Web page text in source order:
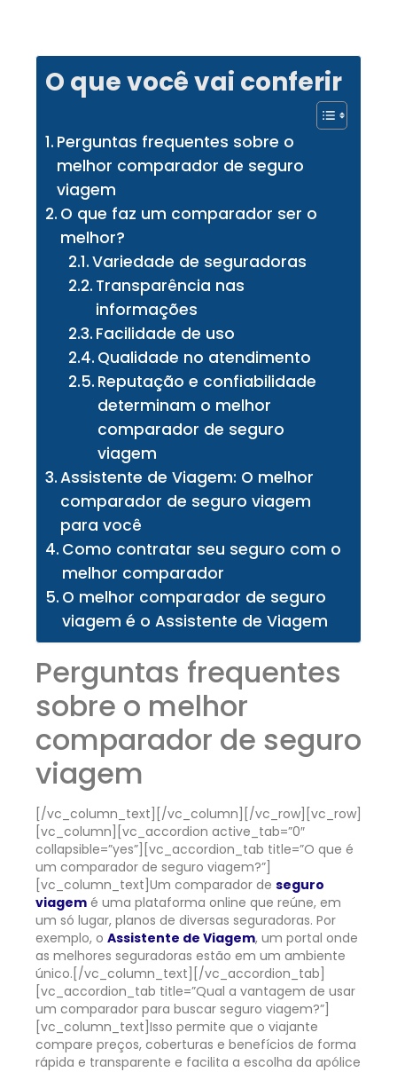
O que você vai conferir
Perguntas frequentes sobre o
melhor comparador de seguro
viagem
O que faz um comparador ser o
melhor?
Variedade de seguradoras
Transparência nas
informações
Facilidade de uso
Qualidade no atendimento
Reputação e confiabilidade
determinam o melhor
comparador de seguro
viagem
Assistente de Viagem: O melhor
comparador de seguro viagem
para você
Como contratar seu seguro com o
melhor comparador
O melhor comparador de seguro
viagem é o Assistente de Viagem
Perguntas frequentes
sobre o melhor
comparador de seguro
viagem
[/vc_column_text][/vc_column][/vc_row][vc_row]
[vc_column][vc_accordion active_tab=”0″
collapsible=”yes”][vc_accordion_tab title=”O que é
um comparador de seguro viagem?”]
[vc_column_text] Um comparador de seguro
viagem é uma plataforma online que reúne, em
um só lugar, planos de diversas seguradoras. Por
exemplo, o Assistente de Viagem, um portal onde
as melhores seguradoras estão em um ambiente
único. [/vc_column_text][/vc_accordion_tab]
[vc_accordion_tab title=”Qual a vantagem de usar
um comparador para buscar seguro viagem?”]
[vc_column_text] Isso permite que o viajante
compare preços, coberturas e benefícios de forma
rápida e transparente e facilita a escolha da apólice